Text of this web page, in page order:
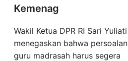
Kemenag
Wakil Ketua DPR RI Sari Yuliati
menegaskan bahwa persoalan
guru madrasah harus segera